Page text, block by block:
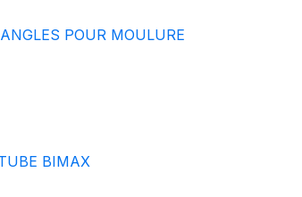
ANGLES POUR MOULURE